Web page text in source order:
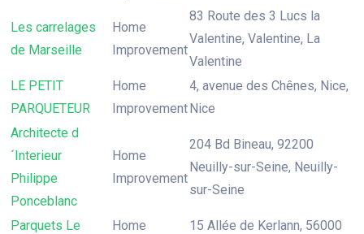
Les carrelages
de Marseille
Home
Improvement
83 Route des 3 Lucs la
Valentine, Valentine, La
Valentine
LE PETIT
PARQUETEUR
Home
Improvement
4, avenue des Chênes, Nice,
Nice
Architecte d
´Interieur
Philippe
Ponceblanc
Home
Improvement
204 Bd Bineau, 92200
Neuilly-sur-Seine, Neuilly-
sur-Seine
Parquets Le
Home
15 Allée de Kerlann, 56000